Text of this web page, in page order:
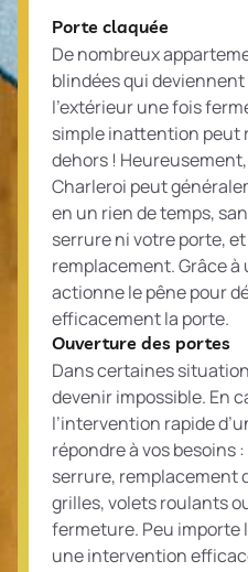
Porte claquée
De nombreux
blindées qui
l’extérieur une fois
simple inattention peut
dehors !
Charleroi peut
en un rien de temps,
serrure ni votre porte,
remplacement. Grâce
actionne le pêne pour
efficacement la porte.
Ouverture des portes
Dans certaines
devenir impossible. En
l’intervention rapide
répondre à vos besoins
serrure, remplacement
grilles, volets roulants
fermeture. Peu importe
une intervention